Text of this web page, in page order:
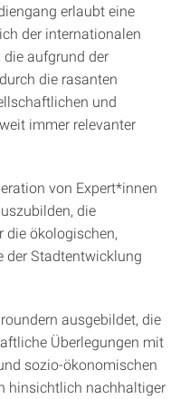
erlaubt eine
der internationalen
aufgrund der
die rasanten
und
immer relevanter
von Expert*innen
die
ökologischen,
der Stadtentwicklung
ausgebildet, die
Überlegungen mit
sozio-ökonomischen
hinsichtlich nachhaltiger